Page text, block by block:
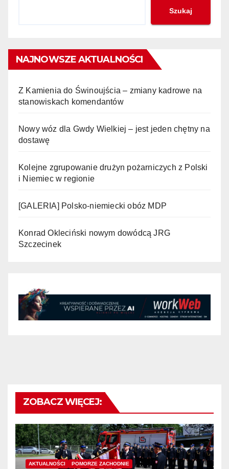
Szukaj
NAJNOWSZE AKTUALNOŚCI
Z Kamienia do Świnoujścia – zmiany kadrowe na
stanowiskach komendantów
Nowy wóz dla Gwdy Wielkiej – jest jeden chętny na
dostawę
Kolejne zgrupowanie drużyn pożarniczych z Polski
i Niemiec w regionie
[GALERIA] Polsko-niemiecki obóz MDP
Konrad Okleciński nowym dowódcą JRG
Szczecinek
ZOBACZ WIĘCEJ:
AKTUALNOŚCI POMORZE ZACHODNIE